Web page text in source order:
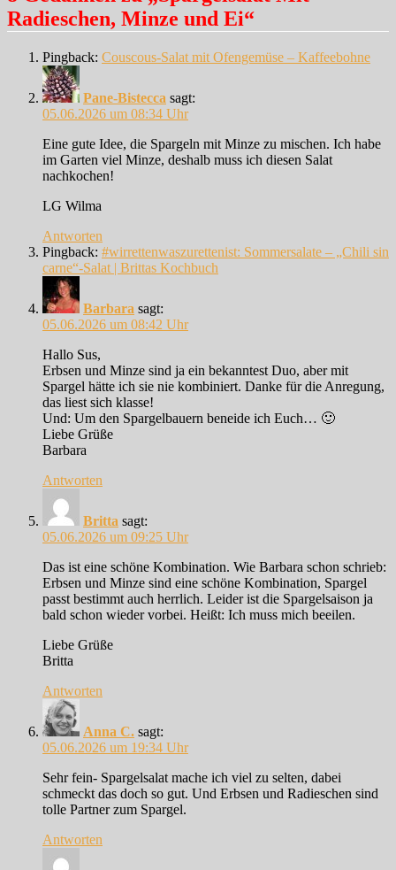
Radieschen, Minze und Ei“
Pingback: Couscous-Salat mit Ofengemüse – Kaffeebohne
Pane-Bistecca sagt:
05.06.2026 um 08:34 Uhr
Eine gute Idee, die Spargeln mit Minze zu mischen. Ich habe
im Garten viel Minze, deshalb muss ich diesen Salat
nachkochen!
LG Wilma
Antworten
Pingback: #wirrettenwaszurettenist: Sommersalate – „Chili sin
carne“-Salat | Brittas Kochbuch
Barbara sagt:
05.06.2026 um 08:42 Uhr
Hallo Sus,
Erbsen und Minze sind ja ein bekanntest Duo, aber mit
Spargel hätte ich sie nie kombiniert. Danke für die Anregung,
das liest sich klasse!
Und: Um den Spargelbauern beneide ich Euch… 🙂
Liebe Grüße
Barbara
Antworten
Britta sagt:
05.06.2026 um 09:25 Uhr
Das ist eine schöne Kombination. Wie Barbara schon schrieb:
Erbsen und Minze sind eine schöne Kombination, Spargel
passt bestimmt auch herrlich. Leider ist die Spargelsaison ja
bald schon wieder vorbei. Heißt: Ich muss mich beeilen.
Liebe Grüße
Britta
Antworten
Anna C. sagt:
05.06.2026 um 19:34 Uhr
Sehr fein- Spargelsalat mache ich viel zu selten, dabei
schmeckt das doch so gut. Und Erbsen und Radieschen sind
tolle Partner zum Spargel.
Antworten